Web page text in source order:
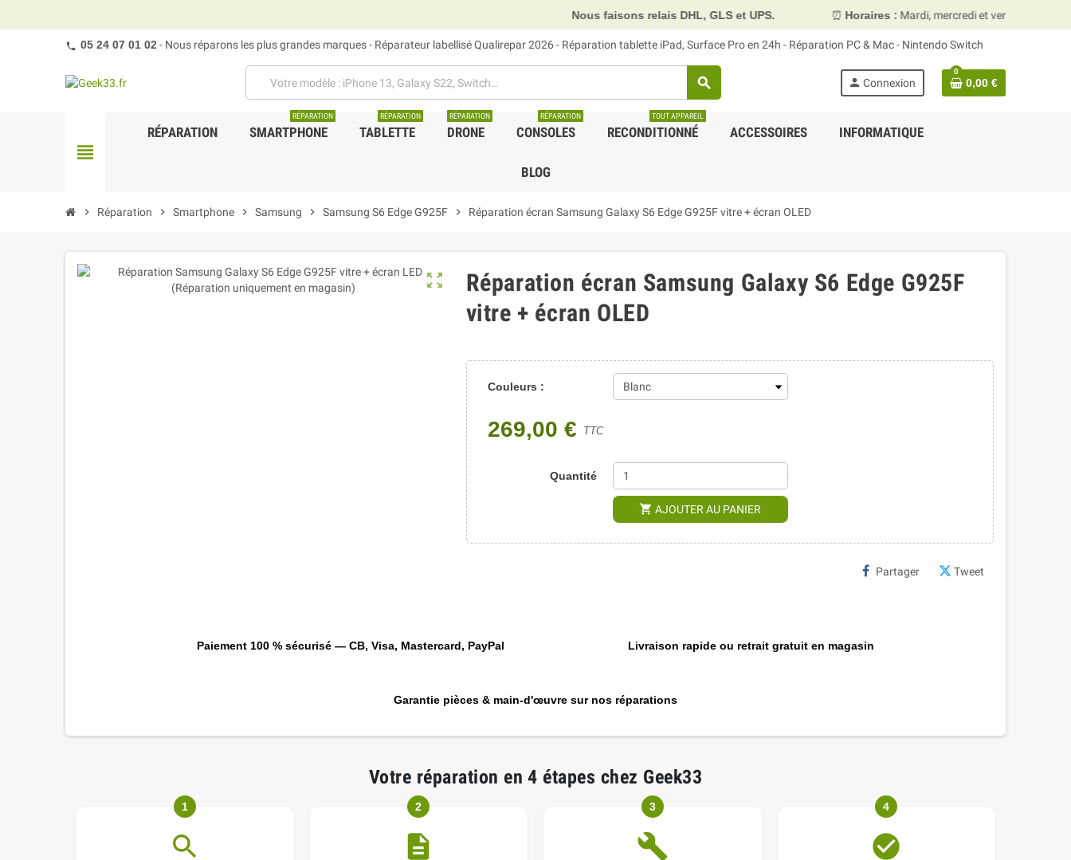
Nous faisons relais DHL, GLS et UPS. ⏰Horaires : Mardi, mercredi et vendredi 10h00–13h30 &
05 24 07 01 02- Nous réparons les plus grandes marques - Réparateur labellisé Qualirepar 2026 - Réparation tablette iPad, Surface Pro en 24h - Réparation PC & Mac - Nintendo Switch
search person Connexion
0
0,00 €
view_headline
RÉPARATION SMARTPHONE
RÉPARATION
TABLETTE
RÉPARATION
DRONE
RÉPARATION
CONSOLES
RÉPARATION
RECONDITIONNÉ
TOUT APPAREIL
ACCESSOIRES INFORMATIQUE
BLOG
chevron_right Réparation chevron_right Smartphone chevron_right Samsung chevron_right Samsung S6 Edge G925F chevron_right Réparation écran Samsung Galaxy S6 Edge G925F vitre + écran OLED
zoom_out_map
Réparation écran Samsung Galaxy S6 Edge G925F
vitre + écran OLED
Couleurs :
269,00 € TTC
Quantité
shopping_cart AJOUTER AU PANIER
Partager Tweet
Paiement 100 % sécurisé — CB, Visa, Mastercard, PayPal Livraison rapide ou retrait gratuit en magasin
Garantie pièces & main-d'œuvre sur nos réparations
Votre réparation en 4 étapes chez Geek33
1 2 3 4